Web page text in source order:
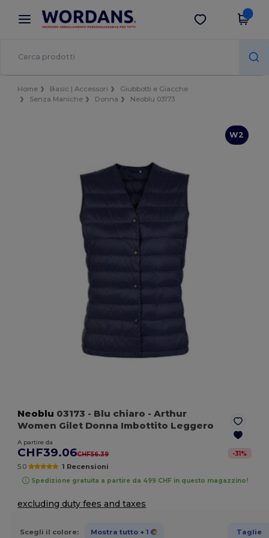
× App Wordans
Prezzi migliori sull'app!
Scarica app
Home Basic | Accessori
Giubbotti e Giacche
Senza Maniche
Donna Neoblu 03173
W2
Neoblu 03173 - Blu chiaro - Arthur
Women Gilet Donna Imbottito Leggero
A partire da
CHF39.06CHF56.39 -31%
5.0 1 Recensioni
Spedizione gratuita a partire da 499 CHF in questo magazzino!
excluding duty fees and taxes
Scegli il colore: Mostra tutto + 1 Taglie